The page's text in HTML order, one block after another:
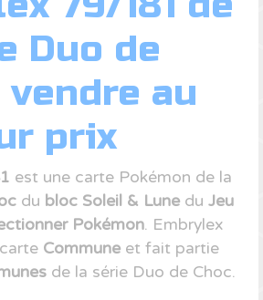
Duo de
vendre au
prix
est une carte Pokémon de la
du bloc Soleil & Lune du Jeu
Pokémon. Embrylex
Commune et fait partie
de la série Duo de Choc.